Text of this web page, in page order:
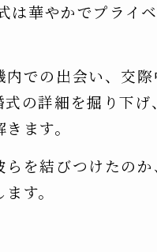
は華やかでプライ
内での出会い、交
式の詳細を掘り下げ
ます。
らを結びつけたのか
す。